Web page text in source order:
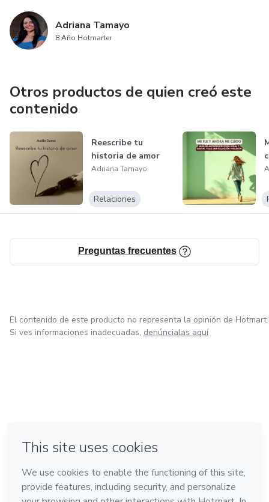
Adriana Tamayo
8 Año Hotmarter
Otros productos de quien creó este
contenido
Reescribe tu
historia de amor
Adriana Tamayo
Relaciones
Preguntas frecuentes
El contenido de este producto no representa la opinión de Hotmart.
Si ves informaciones inadecuadas, denúncialas aquí
Hecho con❤ en Ciudad de México